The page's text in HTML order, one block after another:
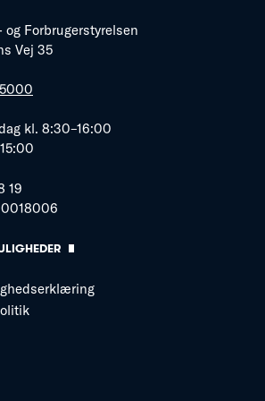
og Forbrugerstyrelsen
Vej 35
kl. 8:30–16:00
19